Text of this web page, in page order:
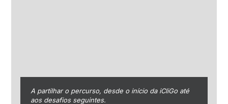
A partilhar o percurso, desde o início da iCliGo até
aos desafios seguintes.